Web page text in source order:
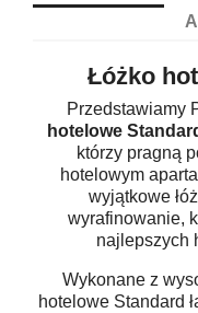
Łóżko
Przedstawiamy
hotelowe
którzy pragną
hotelowym
wyjątkowe
wyrafinowanie,
najlepszych
Wykonane z
hotelowe Standard